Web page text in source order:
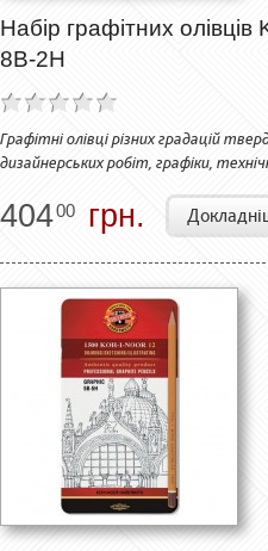
Набір графітних
8В-2Н
Графітні олівці різних градацій
дизайнерських робіт, графіки,
40400 грн.